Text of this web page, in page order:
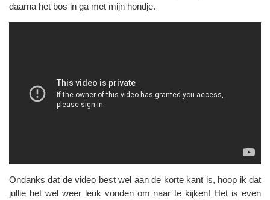
daarna het bos in ga met mijn hondje.
Ondanks dat de video best wel aan de korte kant is, hoop ik dat
jullie het wel weer leuk vonden om naar te kijken! Het is even